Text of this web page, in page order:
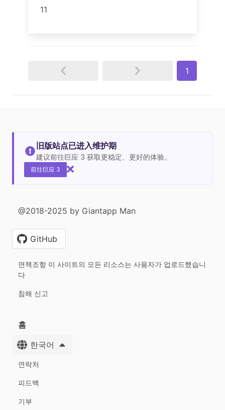
11
1
旧版站点已进入维护期
建议前往巨应 3 获取更稳定、更好的体验。
前往巨应 3
@2018-2025 by Giantapp Man
GitHub
면책조항 이 사이트의 모든 리소스는 사용자가 업로드했습니
다
침해 신고
홈
한국어
연락처
피드백
기부